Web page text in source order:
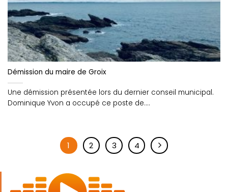
Démission du maire de Groix
Une démission présentée lors du dernier conseil municipal.
Dominique Yvon a occupé ce poste de....
1 2 3 4